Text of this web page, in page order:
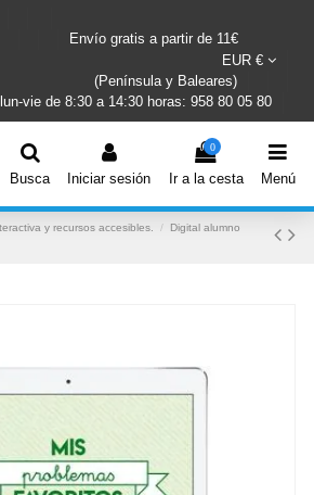
Envío gratis a partir de 11€
EUR €
(Península y Baleares)
vie de 8:30 a 14:30 horas: 958 80 05 80
Busca Iniciar sesión
0
Ir a la cesta Menú
y recursos accesibles.
Digital alumno